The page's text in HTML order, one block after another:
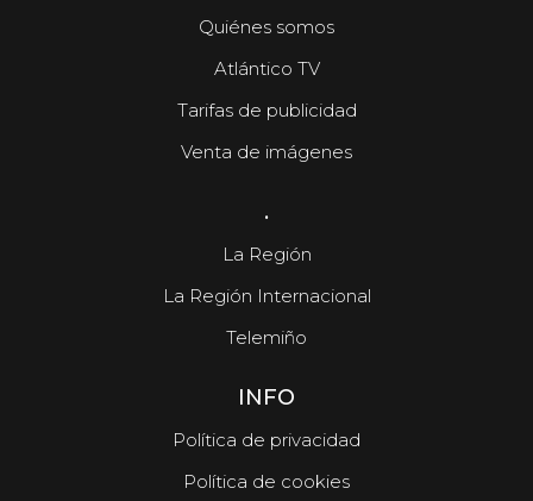
Quiénes somos
Atlántico TV
Tarifas de publicidad
Venta de imágenes
.
La Región
La Región Internacional
Telemiño
INFO
Política de privacidad
Política de cookies